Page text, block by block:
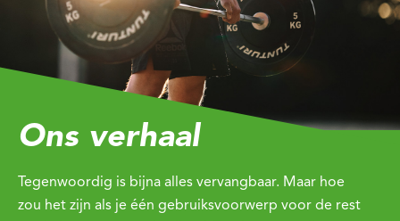
Ons verhaal
Tegenwoordig is bijna alles vervangbaar. Maar hoe
zou het zijn als je één gebruiksvoorwerp voor de rest